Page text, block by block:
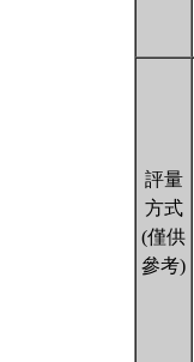
評量
方式
(僅供
參考)